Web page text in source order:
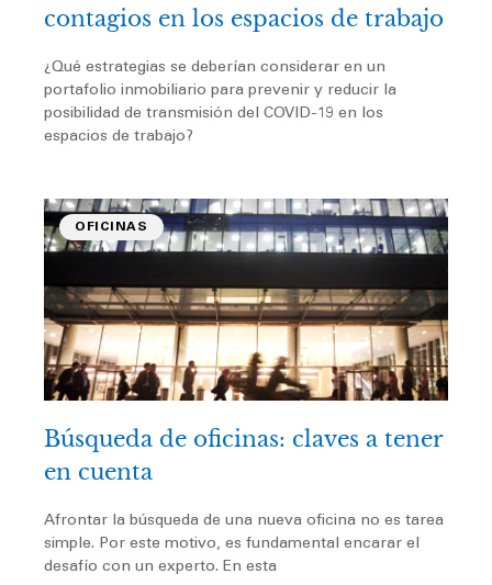
contagios en los espacios de trabajo
¿Qué estrategias se deberían considerar en un
portafolio inmobiliario para prevenir y reducir la
posibilidad de transmisión del COVID-19 en los
espacios de trabajo?
OFICINAS
Búsqueda de oficinas: claves a tener
en cuenta
Afrontar la búsqueda de una nueva oficina no es tarea
simple. Por este motivo, es fundamental encarar el
desafío con un experto. En esta